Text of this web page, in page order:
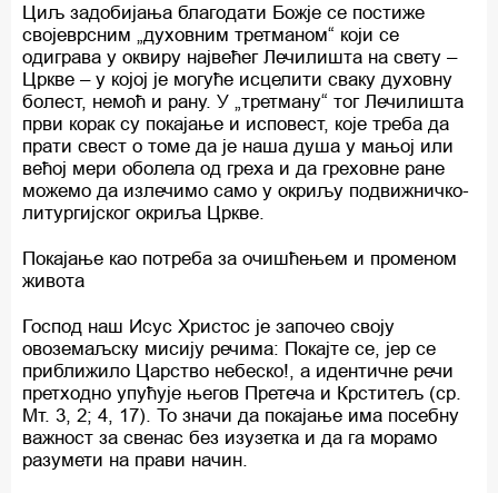
Циљ задобијања благодати Божје се постиже
својеврсним „духовним третманом“ који се
одиграва у оквиру највећег Лечилишта на свету –
Цркве – у којој је могуће исцелити сваку духовну
болест, немоћ и рану. У „третману“ тог Лечилишта
први корак су покајање и исповест, које треба да
прати свест о томе да је наша душа у мањој или
већој мери оболела од греха и да греховне ране
можемо да излечимо само у окриљу подвижничко-
литургијског окриља Цркве.
Покајање као потреба за очишћењем и променом
живота
Господ наш Исус Христос је започео своју
овоземаљску мисију речима: Покајте се, јер се
приближило Царство небеско!, а идентичне речи
претходно упућује његов Претеча и Крститељ (ср.
Мт. 3, 2; 4, 17). То значи да покајање има посебну
важност за свенас без изузетка и да га морамо
разумети на прави начин.